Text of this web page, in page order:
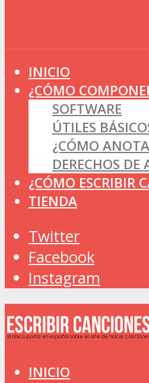
INICIO
¿CÓMO
SOFTWARE
ÚTILES
¿CÓMO
DERECHOS DE
¿CÓMO ESCRIBIR
TIENDA
Twitter
Facebook
Instagram
INICIO